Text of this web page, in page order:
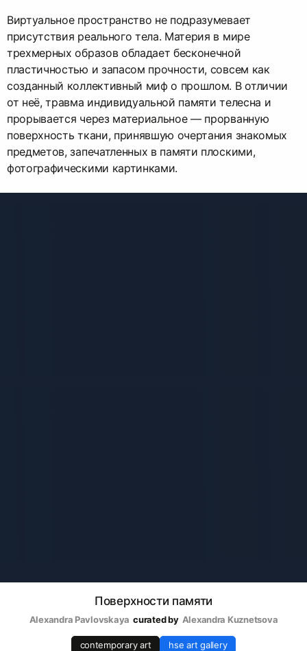
Виртуальное пространство не подразумевает
присутствия реального тела. Материя в мире
трехмерных образов обладает бесконечной
пластичностью и запасом прочности, совсем как
созданный коллективный миф о прошлом. В отличии
от неё, травма индивидуальной памяти телесна и
прорывается через материальное — прорванную
поверхность ткани, принявшую очертания знакомых
предметов, запечатленных в памяти плоскими,
фотографическими картинками.
Поверхности памяти
Alexandra Pavlovskaya curated by Alexandra Kuznetsova
contemporary art hse art gallery